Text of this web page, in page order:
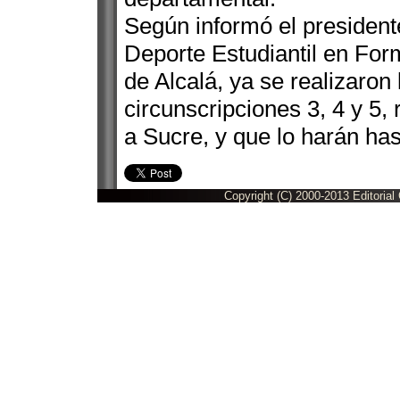
Según informó el
Deporte Estudiantil en
de Alcalá, ya se
circunscripciones 3, 4 y 5,
a Sucre, y que lo harán
Copyright (C) 2000-2013